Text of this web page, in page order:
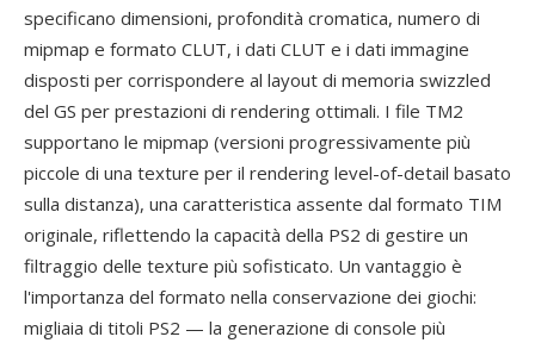
specificano dimensioni, profondità cromatica, numero di
mipmap e formato CLUT, i dati CLUT e i dati immagine
disposti per corrispondere al layout di memoria swizzled
del GS per prestazioni di rendering ottimali. I file TM2
supportano le mipmap (versioni progressivamente più
piccole di una texture per il rendering level-of-detail basato
sulla distanza), una caratteristica assente dal formato TIM
originale, riflettendo la capacità della PS2 di gestire un
filtraggio delle texture più sofisticato. Un vantaggio è
l'importanza del formato nella conservazione dei giochi:
migliaia di titoli PS2 — la generazione di console più